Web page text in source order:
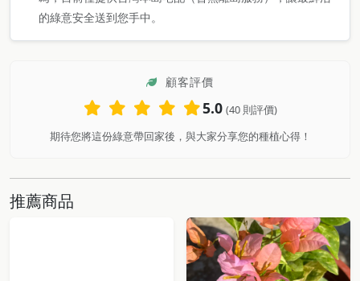
的綠意安全送到您手中。
顧客評價
5.0 (40 則評價)
期待您將這份綠意帶回家後，與大家分享您的種植心得！
推薦商品